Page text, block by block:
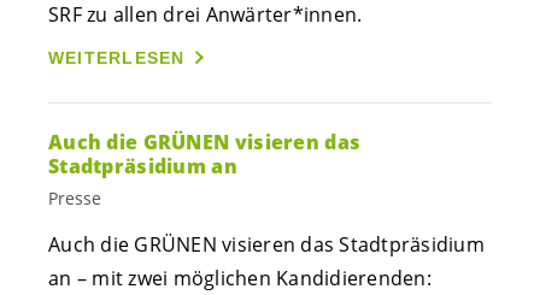
SRF zu allen drei Anwärter*innen.
WEITERLESEN
Auch die GRÜNEN visieren das
Stadtpräsidium an
Presse
Auch die GRÜNEN visieren das Stadtpräsidium
an – mit zwei möglichen Kandidierenden: